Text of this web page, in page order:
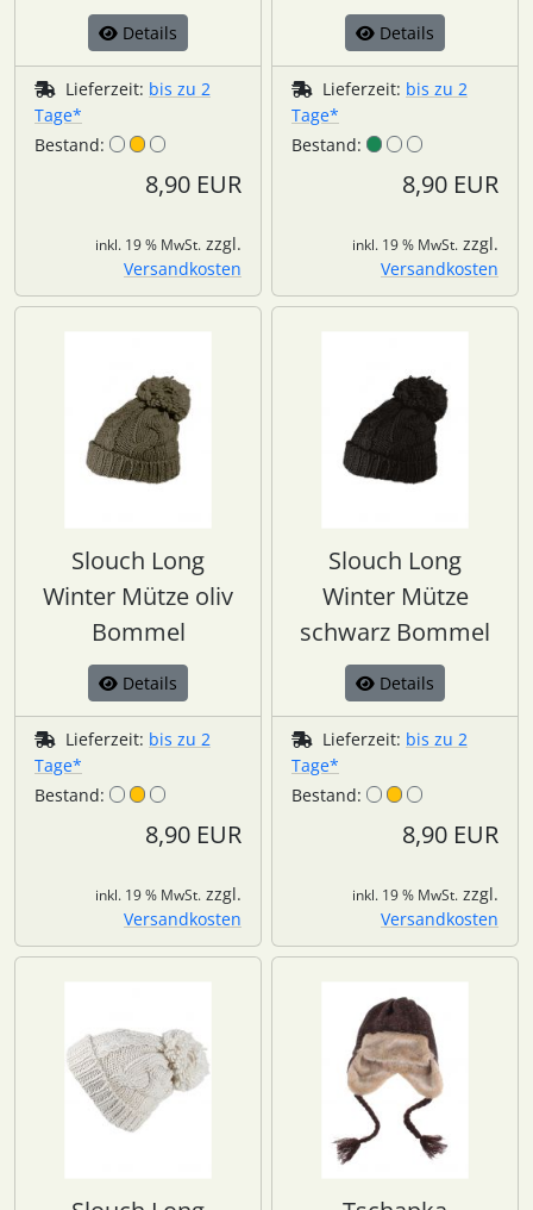
Details
Lieferzeit: bis zu 2
Tage*
Bestand:
8,90 EUR
inkl. 19 % MwSt. zzgl.
Versandkosten
Details
Lieferzeit: bis zu 2
Tage*
Bestand:
8,90 EUR
inkl. 19 % MwSt. zzgl.
Versandkosten
Slouch Long
Winter Mütze oliv
Bommel
Details
Lieferzeit: bis zu 2
Tage*
Bestand:
8,90 EUR
inkl. 19 % MwSt. zzgl.
Versandkosten
Slouch Long
Winter Mütze
schwarz Bommel
Details
Lieferzeit: bis zu 2
Tage*
Bestand:
8,90 EUR
inkl. 19 % MwSt. zzgl.
Versandkosten